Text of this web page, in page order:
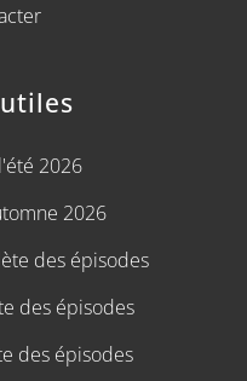
2026
2026
des épisodes
des épisodes
des épisodes